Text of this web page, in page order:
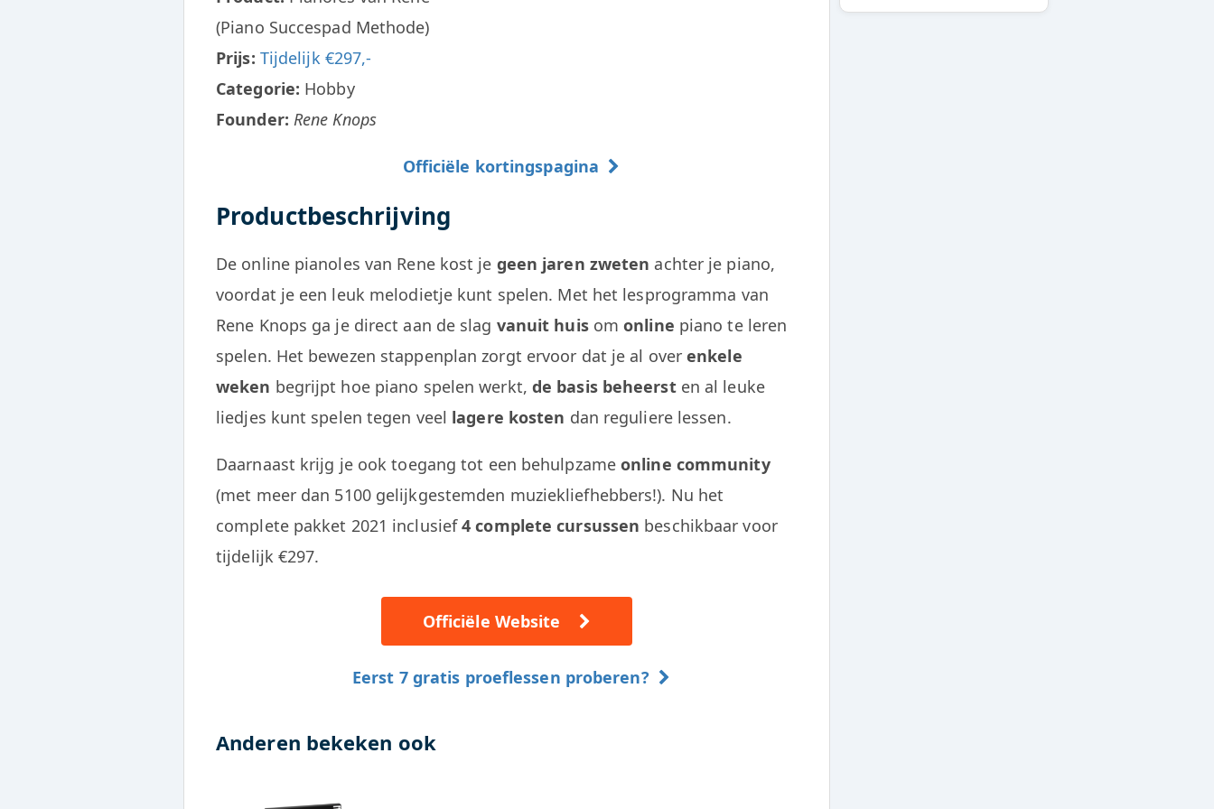
(Piano Succespad Methode)
Prijs: Tijdelijk €297,-
Categorie: Hobby
Founder: Rene Knops
Officiële kortingspagina
Productbeschrijving
De online pianoles van Rene kost je geen jaren zweten achter je piano,
voordat je een leuk melodietje kunt spelen. Met het lesprogramma van
Rene Knops ga je direct aan de slag vanuit huis omonline piano te leren
spelen. Het bewezen stappenplan zorgt ervoor dat je al overenkele
weken begrijpt hoe piano spelen werkt, de basis beheersten al leuke
liedjes kunt spelen tegen veel lagere kosten dan reguliere lessen.
Daarnaast krijg je ook toegang tot een behulpzame online community
(met meer dan 5100 gelijkgestemden muziekliefhebbers!). Nu het
complete pakket 2021 inclusief4 complete cursussen beschikbaar voor
tijdelijk €297.
Officiële Website
Eerst 7 gratis proeflessen proberen?
Anderen bekeken ook